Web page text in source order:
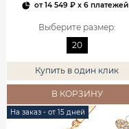
от14 549 ₽x 6 платежей
Выберите размер:
20
Купить в один клик
В КОРЗИНУ
На заказ - от 15 дней